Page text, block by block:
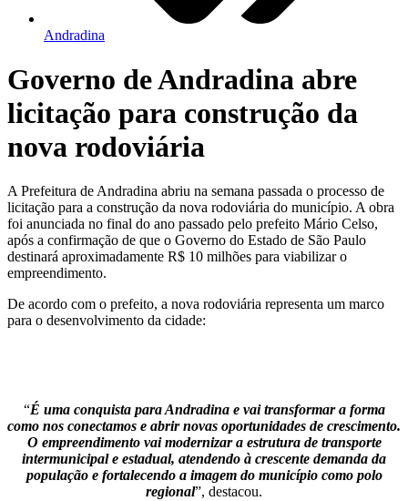
Andradina
Governo de Andradina abre
licitação para construção da
nova rodoviária
A Prefeitura de Andradina abriu na semana passada o processo de
licitação para a construção da nova rodoviária do município. A obra
foi anunciada no final do ano passado pelo prefeito Mário Celso,
após a confirmação de que o Governo do Estado de São Paulo
destinará aproximadamente R$ 10 milhões para viabilizar o
empreendimento.
De acordo com o prefeito, a nova rodoviária representa um marco
para o desenvolvimento da cidade:
“É uma conquista para Andradina e vai transformar a forma
como nos conectamos e abrir novas oportunidades de crescimento.
O empreendimento vai modernizar a estrutura de transporte
intermunicipal e estadual, atendendo à crescente demanda da
população e fortalecendo a imagem do município como polo
regional”, destacou.